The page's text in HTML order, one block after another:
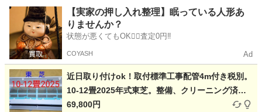
大阪 大阪市 テレビ
【実家の押し入れ整理】眠っている人形あ
りませんか？
状態が悪くてもOK🙆‍♀️査定0円‼️
COYASH Ad
近日取り付けok！取付標準工事配管4m付き税別。
10-12畳2025年式東芝。整備、クリーニング済
み。
69,800円